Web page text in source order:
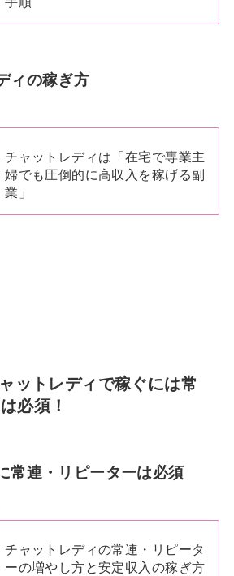
ィの稼ぎ方
チャットレディは「在宅で専業主
婦でも圧倒的に高収入を稼げる副
業」
ットレディで稼ぐには常
必須！
常連・リピーターは必須
チャットレディの常連・リピータ
ーの増やし方と安定収入の稼ぎ方